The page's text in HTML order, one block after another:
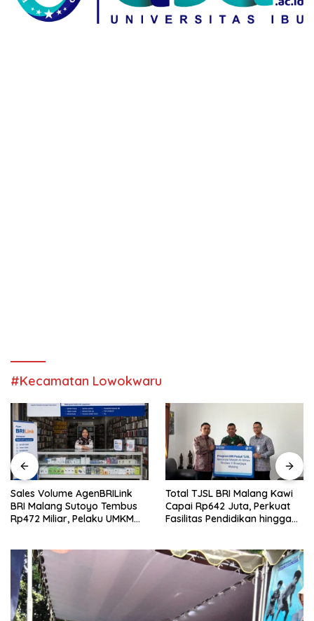
#Kecamatan Lowokwaru
Sales Volume AgenBRILink
BRI Malang Sutoyo Tembus
Rp472 Miliar, Pelaku UMKM
Total TJSL BRI Malang Kawi
Capai Rp642 Juta, Perkuat
Fasilitas Pendidikan hingga